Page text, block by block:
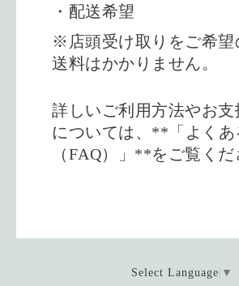
・配送希望
※店頭受け取りをご希望
送料はかかりません。
詳しいご利用方法やお支
については、**「よくあ
（FAQ）」**をご覧くだ
Select Language ▼